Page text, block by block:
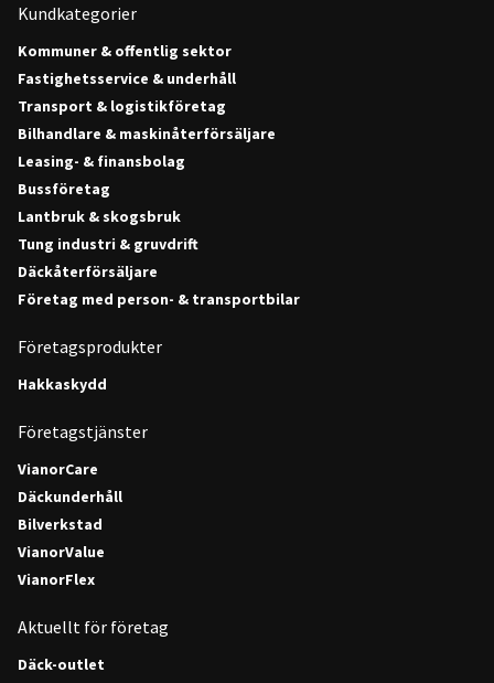
Kundkategorier
Kommuner & offentlig sektor
Fastighetsservice & underhåll
Transport & logistikföretag
Bilhandlare & maskinåterförsäljare
Leasing- & finansbolag
Bussföretag
Lantbruk & skogsbruk
Tung industri & gruvdrift
Däckåterförsäljare
Företag med person- & transportbilar
Företagsprodukter
Hakkaskydd
Företagstjänster
VianorCare
Däckunderhåll
Bilverkstad
VianorValue
VianorFlex
Aktuellt för företag
Däck-outlet